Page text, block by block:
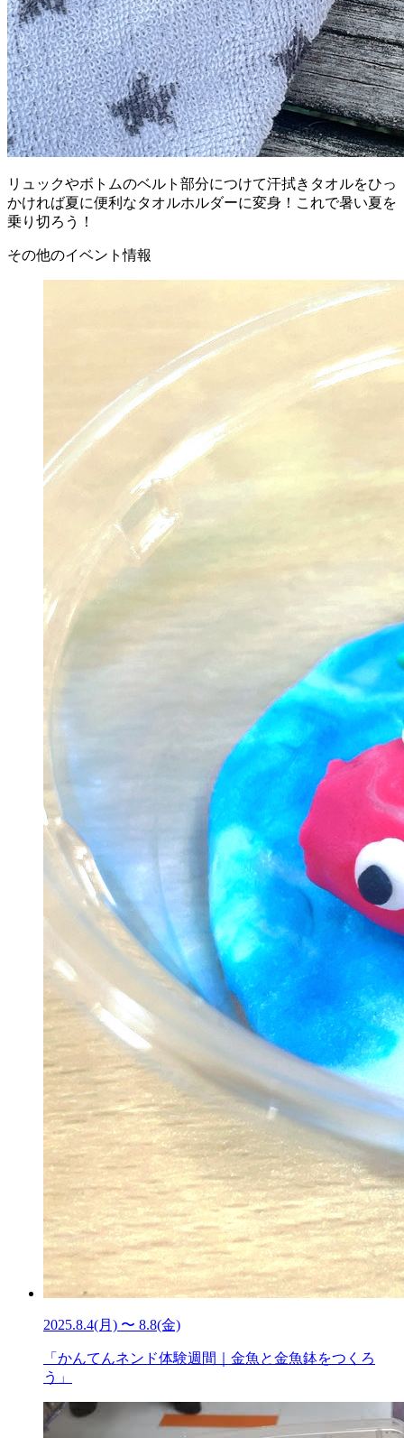
リュックやボトムのベルト部分につけて汗拭きタオルをひっ
かければ夏に便利なタオルホルダーに変身！これで暑い夏を
乗り切ろう！
その他のイベント情報
2025.8.4(月) 〜 8.8(金)
「かんてんネンド体験週間｜金魚と金魚鉢をつくろ
う」